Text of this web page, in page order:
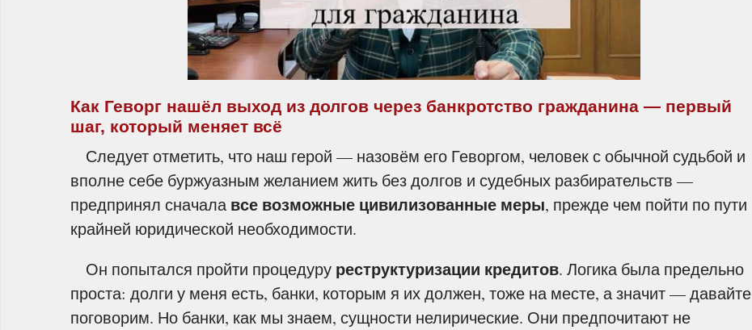
Как Геворг нашёл выход из долгов через банкротство гражданина — первый
шаг, который меняет всё
Следует отметить, что наш герой — назовём его Геворгом, человек с обычной судьбой и
вполне себе буржуазным желанием жить без долгов и судебных разбирательств —
предпринял сначала все возможные цивилизованные меры, прежде чем пойти по пути
крайней юридической необходимости.
Он попытался пройти процедуру реструктуризации кредитов. Логика была предельно
проста: долги у меня есть, банки, которым я их должен, тоже на месте, а значит — давайте
поговорим. Но банки, как мы знаем, сущности нелирические. Они предпочитают не